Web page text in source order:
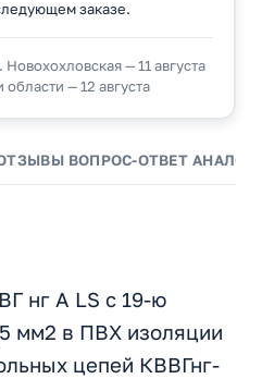
заказе.
— 11 августа
— 12 августа
ВОПРОС-ОТВЕТ
нг А LS с 19-ю
мм2 в ПВХ изоляции
цепей КВВГнг-